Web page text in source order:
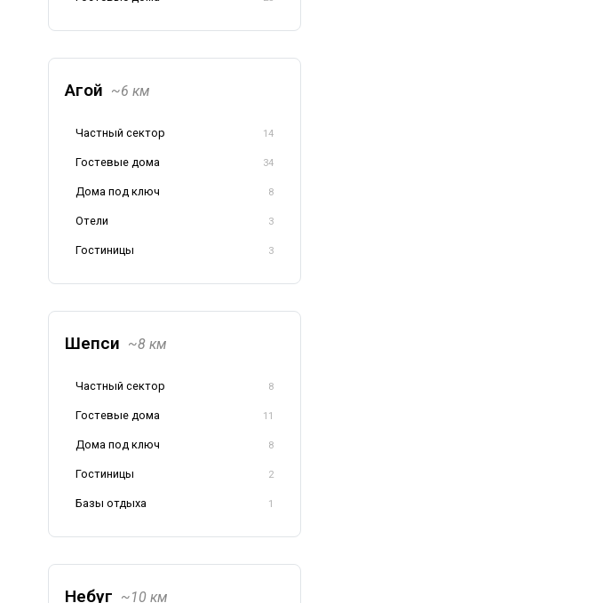
Агой ~6 км
Частный сектор 14
Гостевые дома 34
Дома под ключ 8
Отели 3
Гостиницы 3
Шепси ~8 км
Частный сектор 8
Гостевые дома 11
Дома под ключ 8
Гостиницы 2
Базы отдыха 1
Небуг ~10 км